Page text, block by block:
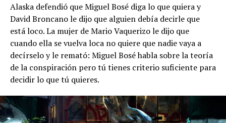
Alaska defendió que Miguel Bosé diga lo que quiera y
David Broncano le dijo que alguien debía decirle que
está loco. La mujer de Mario Vaquerizo le dijo que
cuando ella se vuelva loca no quiere que nadie vaya a
decírselo y le remató: Miguel Bosé habla sobre la teoría
de la conspiración pero tú tienes criterio suficiente para
decidir lo que tú quieres.